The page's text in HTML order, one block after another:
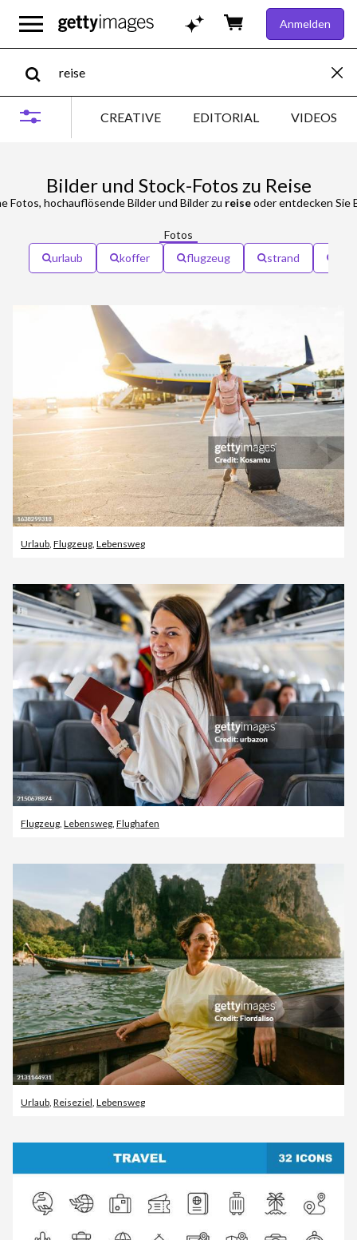
Anmelden
CREATIVE EDITORIAL VIDEOS
Bilder und Stock-Fotos zu Reise
Fotos, hochauflösende Bilder und Bilder zu reiseoder entdecken Sie
Fotos
urlaub
koffer flugzeug strand
Urlaub, Flugzeug, Lebensweg
Flugzeug Lebensweg Flughafen
Urlaub Reiseziel Lebensweg